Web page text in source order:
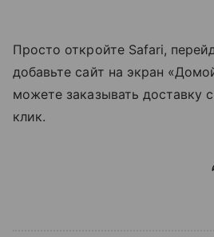
Просто откройте Safari,
добавьте сайт на экран
можете заказывать доставку
клик.